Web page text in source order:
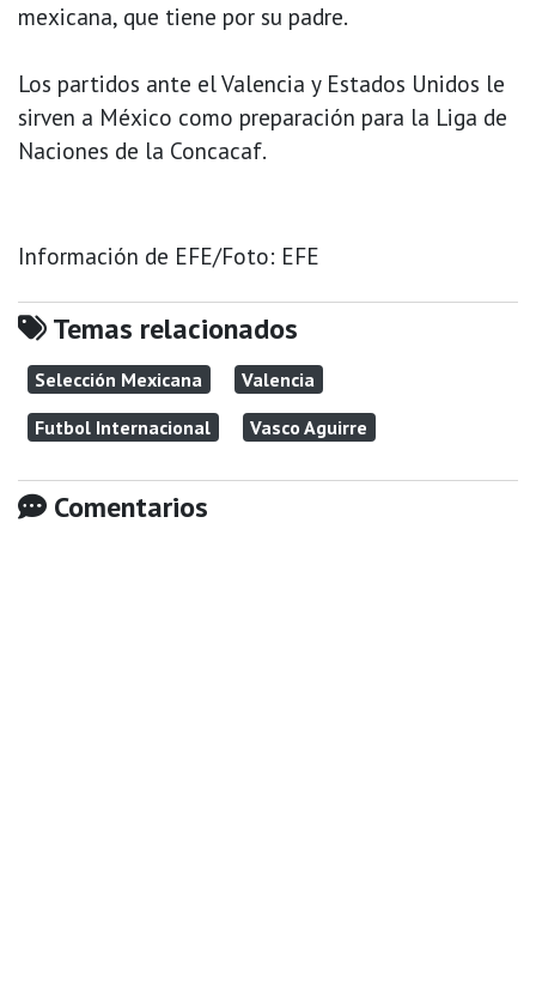
mexicana, que tiene por su padre.
Los partidos ante el Valencia y Estados Unidos le
sirven a México como preparación para la Liga de
Naciones de la Concacaf.
Información de EFE/Foto: EFE
Temas relacionados
Selección Mexicana
Valencia
Futbol Internacional
Vasco Aguirre
Comentarios